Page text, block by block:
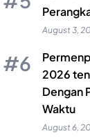
August 3,
2026
Dengan
Waktu
August 6,